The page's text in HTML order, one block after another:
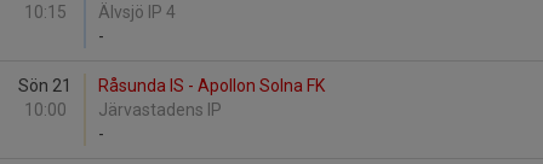
10:15
Älvsjö IP 4
-
Sön 21
10:00
Råsunda IS - Apollon Solna FK
Järvastadens IP
-